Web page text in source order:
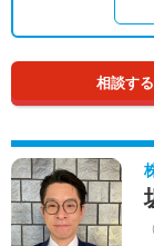
相談する